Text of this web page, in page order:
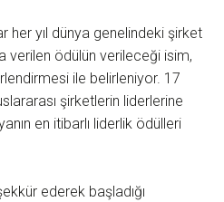
her yıl dünya genelindeki şirket
verilen ödülün verileceği isim,
ile belirleniyor. 17
şirketlerin liderlerine
en itibarlı liderlik ödülleri
ederek başladığı